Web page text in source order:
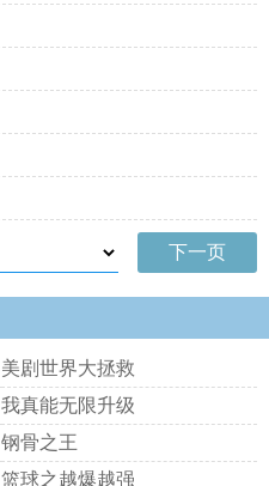
下一页
美剧世界大拯救
我真能无限升级
钢骨之王
篮球之越爆越强